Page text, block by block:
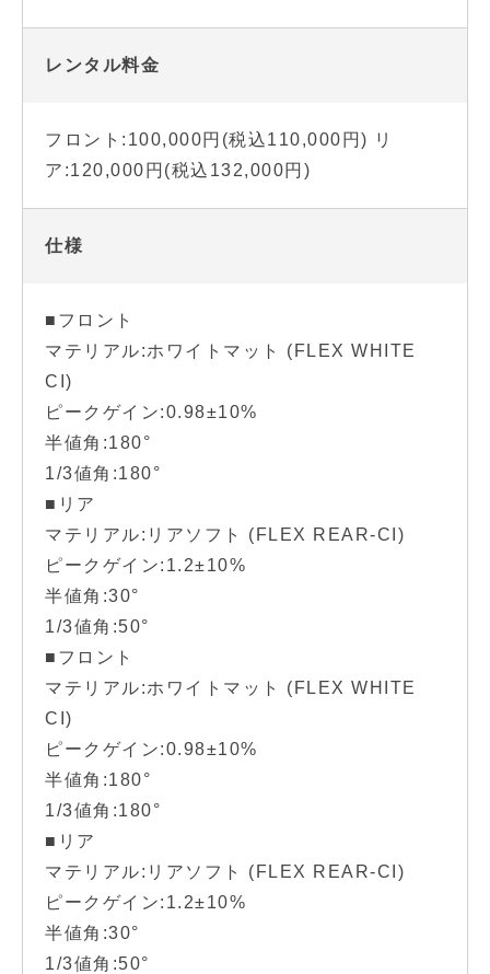
レンタル料金
フロント:100,000円(税込110,000円) リ
ア:120,000円(税込132,000円)
仕様
■フロント
マテリアル:ホワイトマット (FLEX WHITE
CI)
ピークゲイン:0.98±10%
半値角:180°
1/3値角:180°
■リア
マテリアル:リアソフト (FLEX REAR-CI)
ピークゲイン:1.2±10%
半値角:30°
1/3値角:50°
■フロント
マテリアル:ホワイトマット (FLEX WHITE
CI)
ピークゲイン:0.98±10%
半値角:180°
1/3値角:180°
■リア
マテリアル:リアソフト (FLEX REAR-CI)
ピークゲイン:1.2±10%
半値角:30°
1/3値角:50°